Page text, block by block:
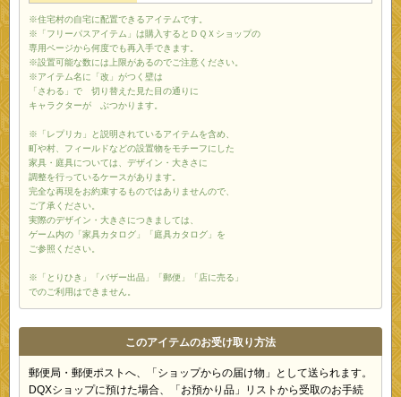
※住宅村の自宅に配置できるアイテムです。
※「フリーパスアイテム」は購入するとＤＱＸショップの
専用ページから何度でも再入手できます。
※設置可能な数には上限があるのでご注意ください。
※アイテム名に「改」がつく壁は
「さわる」で 切り替えた見た目の通りに
キャラクターが ぶつかります。
※「レプリカ」と説明されているアイテムを含め、
町や村、フィールドなどの設置物をモチーフにした
家具・庭具については、デザイン・大きさに
調整を行っているケースがあります。
完全な再現をお約束するものではありませんので、
ご了承ください。
実際のデザイン・大きさにつきましては、
ゲーム内の「家具カタログ」「庭具カタログ」を
ご参照ください。
※「とりひき」「バザー出品」「郵便」「店に売る」
でのご利用はできません。
このアイテムのお受け取り方法
郵便局・郵便ポストへ、「ショップからの届け物」として送られます。
DQXショップに預けた場合、「お預かり品」リストから受取のお手続